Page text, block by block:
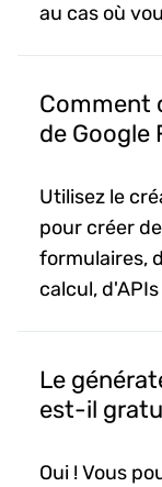
au cas où
Comment
de Google
Utilisez le
pour créer
formulaires,
calcul,
Le
est-il
Oui ! Vous